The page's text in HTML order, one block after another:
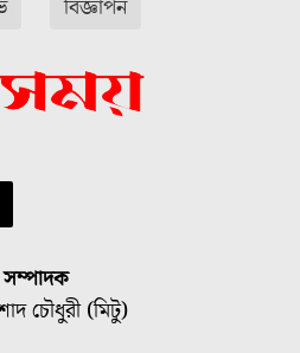
বিজ্ঞাপন
সম্পাদক
চৌধুরী (মিটু)